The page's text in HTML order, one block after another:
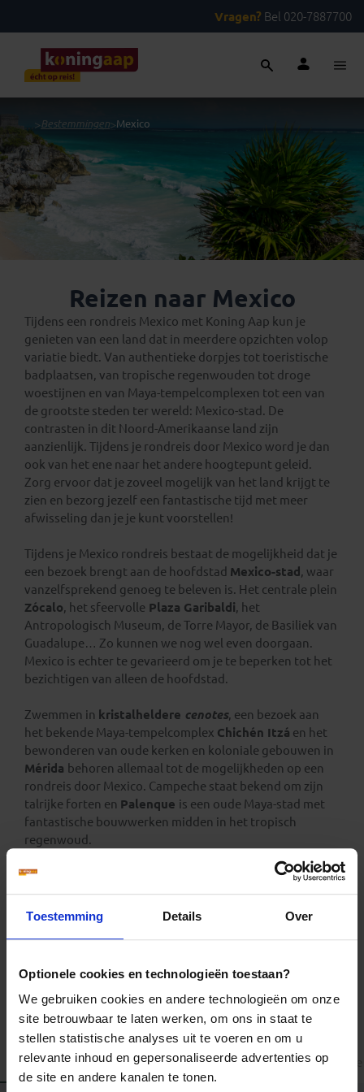
Toestemming Details Over
Optionele cookies en technologieën toestaan?
We gebruiken cookies en andere technologieën om onze
site betrouwbaar te laten werken, om ons in staat te
stellen statistische analyses uit te voeren en om u
relevante inhoud en gepersonaliseerde advertenties op
de site en andere kanalen te tonen.
Vragen? Bel 020-7887700
> Bestemmingen>Mexico
Reizen naar Mexico
Tijdens een rondreis Mexico met Koning Aap kun je
genieten van een land dat in meerdere opzichten volop
variatie biedt. Van authentieke dorpjes tot toeristische
badplaatsen, van tropische regenwouden tot droge
woestijnen en van Maya-tempelcomplexen tot een van
de grootste steden ter wereld: Mexico-stad. De
contrasten in dit Noord-Amerikaanse land zijn
aanzienlijk. Tijdens je rondreis door Mexico word je dan
ook van het ene naar het andere hoogtepunt geleid.
Zorg ervoor dat je zoveel mogelijk van het land krijgt te
zien en bezorg jezelf een fantastische tijd met meer
afwisseling dan je je kunt voorstellen!
Tijdens je Mexico rondreis bestaat de mogelijkheid dat je
een bezoek brengt aan de hoofdstad Mexico-stad , waar
vanzelfsprekend genoeg te beleven is. Het centrale plein
Zócalo, het sfeervolle Plaza Garibaldi, het
Antropologisch Museum, de Torre Mayor, de Basiliek van
Guadalupe… Zo kunnen we nog wel even doorgaan.
Mexico is echter te gevarieerd om je te beperken tot het
bezichtigen van alleen de hoofdstad.
Zwemmen in kristalheldere cenotes, een bezoek aan
het bekende Maya-tempelcomplex Chichén Itzá en het
bewonderen van oude kerken en koloniale gebouwen in
Mérida behoren allemaal tot de mogelijkheden op een
rondreis door Mexico. Campeche staat bekend om zijn
talrijke forten en Palenque is een oude Maya-stad met
fantastische bouwwerken midden in het tropisch
regenwoud.
Mexico telt 170.000 km² beschermd natuurgebied, 68
nationale parken, 34 biosfeerreservaten en 4 natuurlijke
monumenten. Bezoek zeker ook een van de stranden aan
Alle reizen Groepsreizen Familiereizen Landinformatie